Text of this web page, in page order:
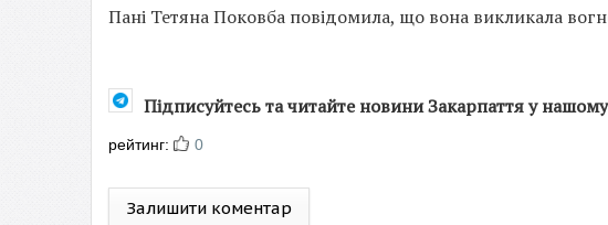
Пані Тетяна Поковба повідомила, що вона викликала
Підписуйтесь та читайте новини Закарпаття у нашому
рейтинг: 0
Залишити коментар